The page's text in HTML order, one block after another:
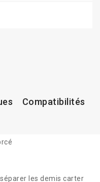
Compatibilités
les demis carter